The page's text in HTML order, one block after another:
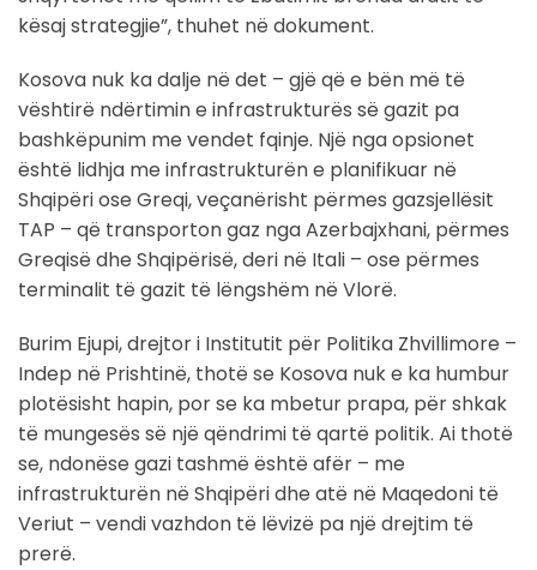
kësaj strategjie”, thuhet në dokument.
Kosova nuk ka dalje në det – gjë që e bën më të
vështirë ndërtimin e infrastrukturës së gazit pa
bashkëpunim me vendet fqinje. Një nga opsionet
është lidhja me infrastrukturën e planifikuar në
Shqipëri ose Greqi, veçanërisht përmes gazsjellësit
TAP – që transporton gaz nga Azerbajxhani, përmes
Greqisë dhe Shqipërisë, deri në Itali – ose përmes
terminalit të gazit të lëngshëm në Vlorë.
Burim Ejupi, drejtor i Institutit për Politika Zhvillimore –
Indep në Prishtinë, thotë se Kosova nuk e ka humbur
plotësisht hapin, por se ka mbetur prapa, për shkak
të mungesës së një qëndrimi të qartë politik. Ai thotë
se, ndonëse gazi tashmë është afër – me
infrastrukturën në Shqipëri dhe atë në Maqedoni të
Veriut – vendi vazhdon të lëvizë pa një drejtim të
prerë.